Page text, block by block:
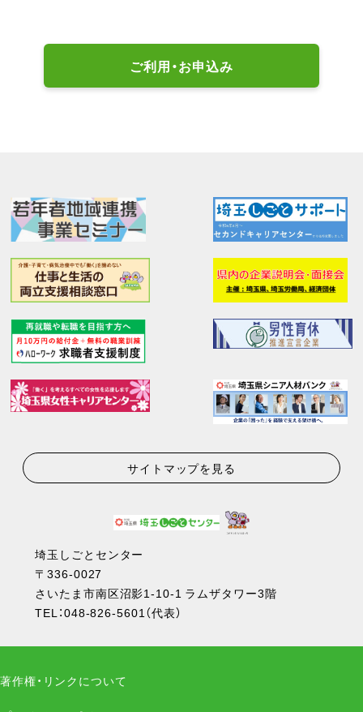
ご利用・お申込み
サイトマップを見る
埼玉しごとセンター
〒336-0027
さいたま市南区沼影1-10-1 ラムザタワー3階
TEL：048-826-5601（代表）
著作権・リンクについて